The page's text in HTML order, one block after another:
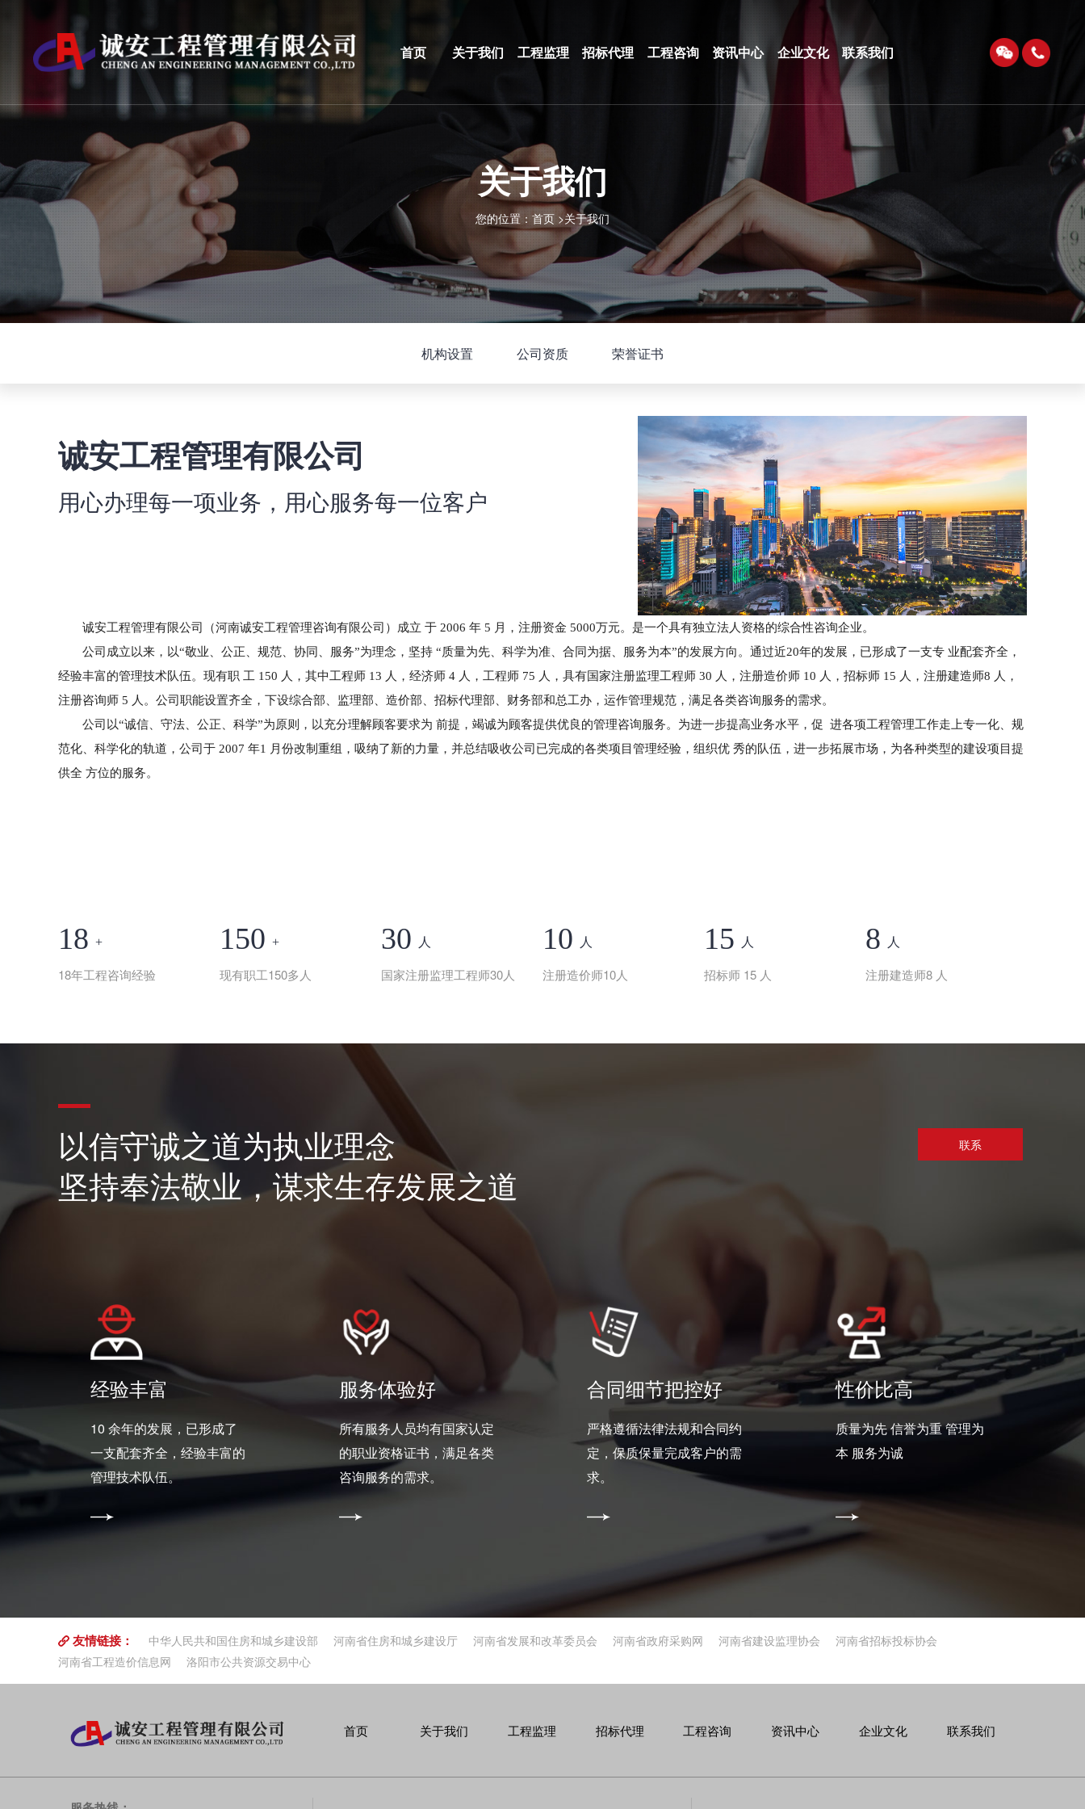
首页 关于我们 工程监理 招标代理 工程咨询 资讯中心 企业文化 联系我们
关于我们
您的位置： 首页 >关于我们
机构设置 公司资质 荣誉证书
诚安工程管理有限公司
用心办理每一项业务，用心服务每一位客户
诚安工程管理有限公司（河南诚安工程管理咨询有限公司）成立 于 2006 年 5 月，注册资金 5000万元。是一个具有独立法人资格的综合性咨询企业。
公司成立以来，以“敬业、公正、规范、协同、服务”为理念，坚持 “质量为先、科学为准、合同为据、服务为本”的发展方向。通过近20年的发展，已形成了一支专 业配套齐全，
经验丰富的管理技术队伍。现有职 工 150 人，其中工程师 13 人，经济师 4 人，工程师 75 人，具有国家注册监理工程师 30 人，注册造价师 10 人，招标师 15 人，注册建造师8 人，
注册咨询师 5 人。公司职能设置齐全，下设综合部、监理部、造价部、招标代理部、财务部和总工办，运作管理规范，满足各类咨询服务的需求。
公司以“诚信、守法、公正、科学”为原则，以充分理解顾客要求为 前提，竭诚为顾客提供优良的管理咨询服务。为进一步提高业务水平，促 进各项工程管理工作走上专一化、规
范化、科学化的轨道，公司于 2007 年1 月份改制重组，吸纳了新的力量，并总结吸收公司已完成的各类项目管理经验，组织优 秀的队伍，进一步拓展市场，为各种类型的建设项目提
供全 方位的服务。
18 +
18年工程咨询经验
150 +
现有职工150多人
30 人
国家注册监理工程师30人
10 人
注册造价师10人
15 人
招标师 15 人
8 人
注册建造师8 人
以信守诚之道为执业理念
坚持奉法敬业，谋求生存发展之道
联系
经验丰富
10 余年的发展，已形成了
一支配套齐全，经验丰富的
管理技术队伍。
服务体验好
所有服务人员均有国家认定
的职业资格证书，满足各类
咨询服务的需求。
合同细节把控好
严格遵循法律法规和合同约
定，保质保量完成客户的需
求。
性价比高
质量为先 信誉为重 管理为
本 服务为诚
友情链接： 中华人民共和国住房和城乡建设部 河南省住房和城乡建设厅 河南省发展和改革委员会 河南省政府采购网 河南省建设监理协会
河南省招标投标协会
河南省工程造价信息网
洛阳市公共资源交易中心
首页 关于我们 工程监理 招标代理 工程咨询 资讯中心 企业文化 联系我们